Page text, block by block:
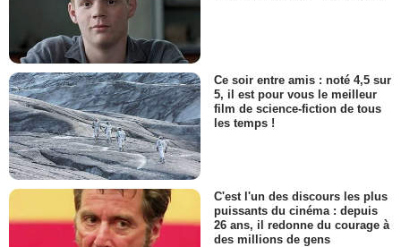
Ce soir entre amis : noté 4,5 sur
5, il est pour vous le meilleur
film de science-fiction de tous
les temps !
C'est l'un des discours les plus
puissants du cinéma : depuis
26 ans, il redonne du courage à
des millions de gens